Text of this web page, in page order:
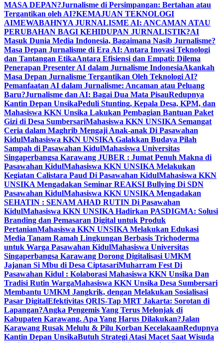
MASA DEPAN?Jurnalisme di Persimpangan: Bertahan atau
Tergantikan oleh AI?KEMAJUAN TEKNOLOGI
AIMEWABAHNYA JURNALISME AI: ANCAMAN ATAU
PERUBAHAN BAGI KEHIDUPAN JURNALISTIK?AI
Masuk Dunia Media Indonesia, Bagaimana Nasib Jurnalisme?
Masa Depan Jurnalisme di Era AI: Antara Inovasi Teknologi
dan Tantangan EtikaAntara Efisiensi dan Empati: Dilema
Penerapan Presenter AI dalam Jurnalisme IndonesiaAkankah
Masa Depan Jurnalisme Tergantikan Oleh Teknologi AI?
Pemanfaatan AI dalam Jurnalisme: Ancaman atau Peluang
Baru?Jurnalisme dan AI: Bagai Dua Mata PisauRedupnya
Kantin Depan UnsikaPeduli Stunting, Kepala Desa, KPM, dan
Mahasiswa KKN Unsika Lakukan Pembagian Bantuan Paket
Gizi di Desa SumbersariMahasiswa KKN UNSIKA Semangat
Ceria dalam Maghrib Mengaji Anak-anak Di Pasawahan
KidulMahasiswa KKN UNSIKA Galakkan Budaya Pilah
Sampah di Pasawahan KidulMahasiswa Universitas
Singaperbangsa Karawang JUBER : Jumat Penuh Makna di
Pasawahan KidulMahasiswa KKN UNSIKA Melakukan
Kegiatan Calistara Paud Di Pasawahan KidulMahasiswa KKN
UNSIKA Mengadakan Seminar REAKSI Bullying Di SDN
Pasawahan KidulMahasiswa KKN UNSIKA Mengadakan
SEHATIN : SENAM AHAD RUTIN Di Pasawahan
KidulMahasiswa KKN UNSIKA Hadirkan PASDIGMA: Solusi
Branding dan Pemasaran Digital untuk Produk
PertanianMahasiswa KKN UNSIKA Melakukan Edukasi
Media Tanam Ramah Lingkungan Berbasis Trichoderma
untuk Warga Pasawahan KidulMahasiswa Universitas
Singaperbangsa Karawang Dorong Digitalisasi UMKM
Jajanan Si Mbu di Desa CiptasariMuharram Fest Di
Pasawahan Kidul : Kolaborasi Mahasiswa KKN Unsika Dan
Tradisi Rutin WargaMahasiswa KKN Unsika Desa Sumbersari
Membantu UMKM Jangkrik, dengan Melakukan Sosialisasi
Pasar DigitalEfektivitas QRIS-Tap MRT Jakarta: Sorotan di
Lapangan?Angka Pengemis Yang Terus Melonjak di
Kabupaten Karawang. Apa Yang Harus Dilakukan?Jalan
Karawang Rusak Melulu & Pilu Korban KecelakaanRedupnya
Kantin Depan UnsikaButuh Strategi Atasi Macet Saat Wisuda